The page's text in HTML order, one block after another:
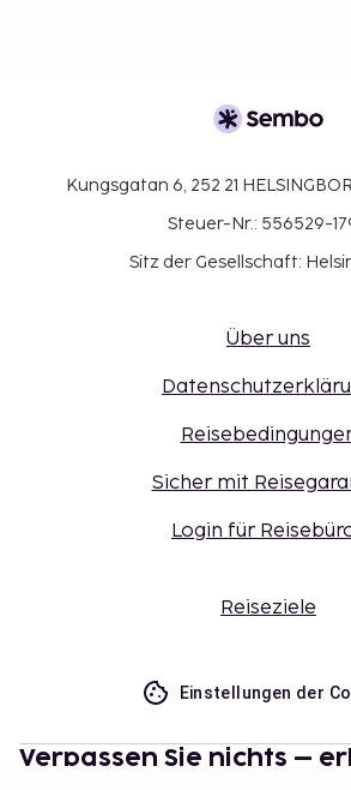
Kungsgatan 6, 252 21
Steuer-Nr.: 556529-
Sitz der Gesellschaft:
Über uns
Sicher mit
Login für
Reiseziele
Einstellungen der
Verpassen Sie nichts –